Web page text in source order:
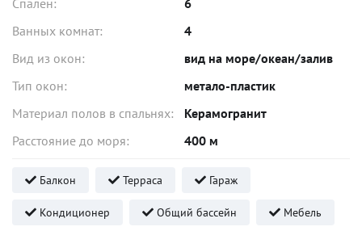
Спален:
6
Ванных комнат:
4
Вид из окон:
вид на море/океан/залив
Тип окон:
метало-пластик
Материал полов в спальнях:
Керамогранит
Расстояние до моря:
400 м
Балкон Терраса Гараж
Кондиционер Общий бассейн Мебель